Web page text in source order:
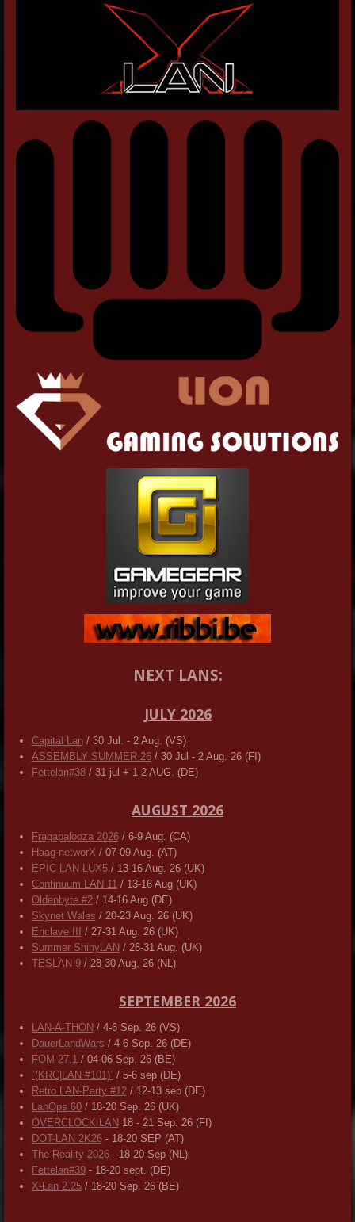
NEXT LANS:
JULY 2026
Capital Lan/ 30 Jul. - 2 Aug. (VS)
ASSEMBLY SUMMER 26/ 30 Jul - 2 Aug. 26 (FI)
Fettelan#38/ 31 jul + 1-2 AUG. (DE)
AUGUST 2026
Fragapalooza 2026/ 6-9 Aug. (CA)
Haag-networX / 07-09 Aug. (AT)
EPIC LAN LUX5/ 13-16 Aug. 26 (UK)
Continuum LAN 11/ 13-16 Aug (UK)
Oldenbyte #2/ 14-16 Aug (DE)
Skynet Wales / 20-23 Aug. 26 (UK)
Enclave III
/ 27-31 Aug. 26 (UK)
Summer ShinyLAN / 28-31 Aug. (UK)
TESLAN 9/ 28-30 Aug. 26 (NL)
SEPTEMBER 2026
LAN-A-THON / 4-6 Sep. 26 (VS)
DauerLandWars / 4-6 Sep. 26 (DE)
FOM 27.1/ 04-06 Sep. 26 (BE)
`(KRC|LAN #101)´ / 5-6 sep (DE)
Retro LAN-Party #12/ 12-13 sep (DE)
LanOps 60/ 18-20 Sep. 26 (UK)
OVERCLOCK LAN 18 - 21 Sep. 26 (FI)
DOT-LAN 2K26- 18-20 SEP (AT)
The Reality 2026- 18-20 Sep (NL)
Fettelan#39- 18-20 sept. (DE)
X-Lan 2.25/ 18-20 Sep. 26 (BE)